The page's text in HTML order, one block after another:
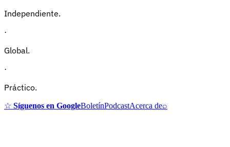
Independiente.
·
Global.
·
Práctico.
☆ Síguenos en GoogleBoletínPodcastAcerca de⌕